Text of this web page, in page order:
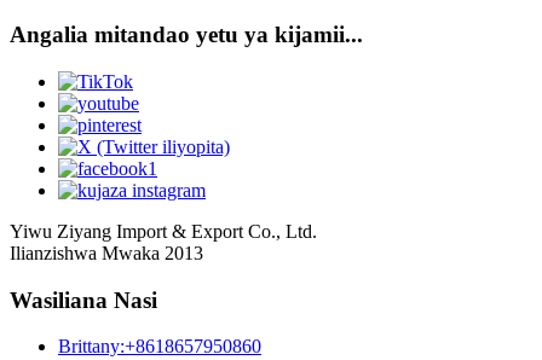
Angalia mitandao yetu ya kijamii...
Yiwu Ziyang Import & Export Co., Ltd.
Ilianzishwa Mwaka 2013
Wasiliana Nasi
Brittany:+8618657950860